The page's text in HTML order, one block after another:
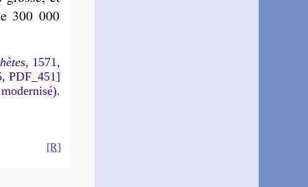
300 000
, 1571,
PDF_451]
[R]